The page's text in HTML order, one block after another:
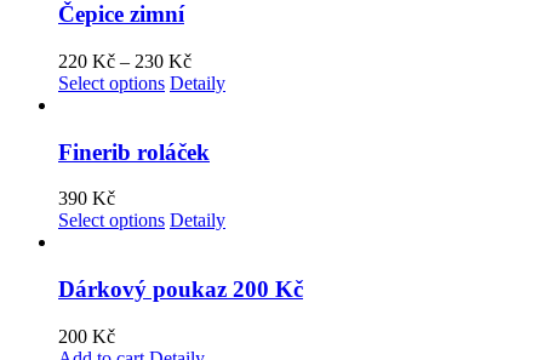
Čepice zimní
220 Kč – 230 Kč
Select options Detaily
Finerib roláček
390 Kč
Select options Detaily
Dárkový poukaz 200 Kč
200 Kč